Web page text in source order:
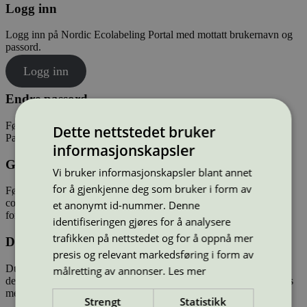
Logg inn
Logg inn på Nordic Ecolabeling Portal med mottatt brukernavn og
passord.
Logg inn
Endre passord
Første gang du logger inn vil du bli bedt om å endre passord.
Passordet må bestå av minst åtte tegn.
Godta bruksvilkårene
Første gang du logger inn vil bruksvilkårene («portal terms and
conditions») for portalen vises. Du må godta disse for å kunne
fortsette.
Du er logget inn
Du er nå logget inn. I portalen kan du blant annet få oversikt over
deres lisenser, miljømerkede produkter, og pågående søknader. Les
mer om
Nordic Ecolabelling Portal.
Dette nettstedet bruker
informasjonskapsler
Vi bruker informasjonskapsler blant annet
for å gjenkjenne deg som bruker i form av
et anonymt id-nummer. Denne
identifiseringen gjøres for å analysere
trafikken på nettstedet og for å oppnå mer
presis og relevant markedsføring i form av
målretting av annonser. Les mer
Strengt
Statistikk